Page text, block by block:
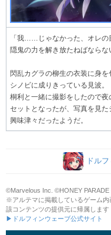
「我……じゃなかった、オレの
隠鬼の力を解き放たねばなら
閃乱カグラの柳生の衣装に身を
シノビに成りきっている見波。
桐利と一緒に撮影をしたので夜
セットとなったが、写真を見た
興味津々だったようだ。
ドル
©Marvelous Inc. ©HONEY
※アルテマに掲載しているゲーム
該コンテンツの提供元に帰属します
▶ドルフィンウェーブ公式サイト